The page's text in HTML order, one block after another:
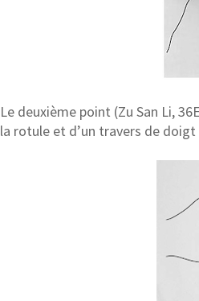
Le deuxième point (Zu San Li,
la rotule et d’un travers de